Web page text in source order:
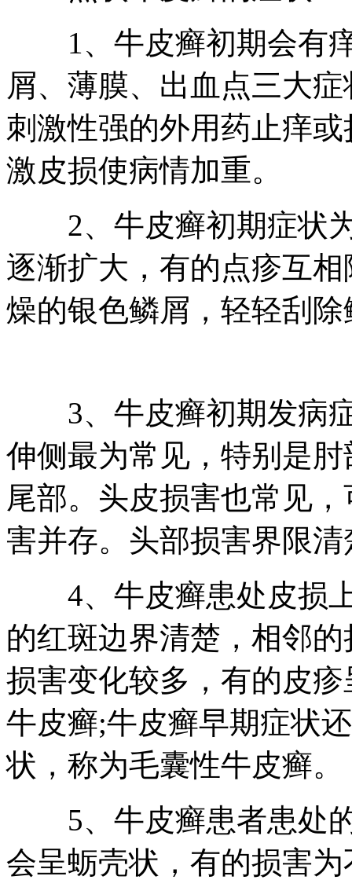
1、牛皮癣初期会有痒
屑、薄膜、出血点三大
刺激性强的外用药止痒
激皮损使病情加重。
2、牛皮癣初期症状为
逐渐扩大，有的点疹互
燥的银色鳞屑，轻轻刮
3、牛皮癣初期发病症
伸侧最为常见，特别是
尾部。头皮损害也常见
害并存。头部损害界限
4、牛皮癣患处皮损上
的红斑边界清楚，相邻
损害变化较多，有的皮
牛皮癣;牛皮癣早期症状
状，称为毛囊性牛皮癣。
5、牛皮癣患者患处的
会呈蛎壳状，有的损害